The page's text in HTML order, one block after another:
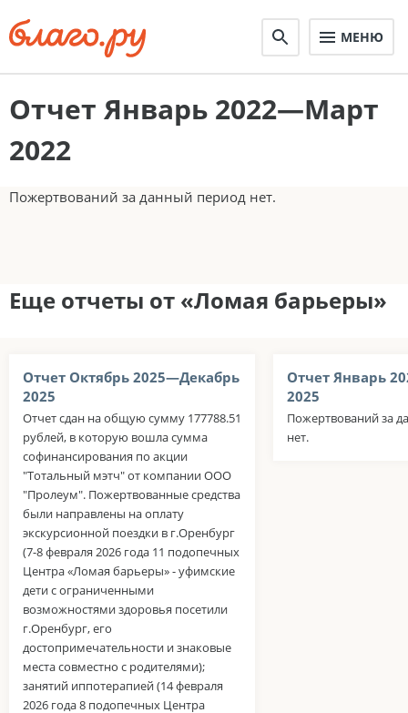
МЕНЮ
Отчет Январь 2022—Март
2022
Пожертвований за данный период нет.
Еще отчеты от «Ломая барьеры»
Отчет Октябрь 2025—Декабрь
2025
Отчет сдан на общую сумму 177788.51
рублей, в которую вошла сумма
софинансирования по акции
"Тотальный мэтч" от компании ООО
"Пролеум". Пожертвованные средства
были направлены на оплату
экскурсионной поездки в г.Оренбург
(7-8 февраля 2026 года 11 подопечных
Центра «Ломая барьеры» - уфимские
дети с ограниченными
возможностями здоровья посетили
г.Оренбург, его
достопримечательности и знаковые
места совместно с родителями);
занятий иппотерапией (14 февраля
2026 года 8 подопечных Центра
Отчет Январь
2025
Пожертвований за
нет.